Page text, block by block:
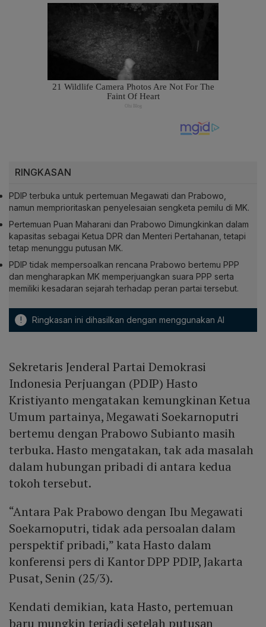
RINGKASAN
PDIP terbuka untuk pertemuan Megawati dan Prabowo,
namun memprioritaskan penyelesaian sengketa pemilu di MK.
Pertemuan Puan Maharani dan Prabowo Dimungkinkan dalam
kapasitas sebagai Ketua DPR dan Menteri Pertahanan, tetapi
tetap menunggu putusan MK.
PDIP tidak mempersoalkan rencana Prabowo bertemu PPP
dan mengharapkan MK memperjuangkan suara PPP serta
memiliki kesadaran sejarah terhadap peran partai tersebut.
! Ringkasan ini dihasilkan dengan menggunakan AI
Sekretaris Jenderal Partai Demokrasi
Indonesia Perjuangan (PDIP) Hasto
Kristiyanto mengatakan kemungkinan Ketua
Umum partainya, Megawati Soekarnoputri
bertemu dengan Prabowo Subianto masih
terbuka. Hasto mengatakan, tak ada masalah
dalam hubungan pribadi di antara kedua
tokoh tersebut.
“Antara Pak Prabowo dengan Ibu Megawati
Soekarnoputri, tidak ada persoalan dalam
perspektif pribadi,” kata Hasto dalam
konferensi pers di Kantor DPP PDIP, Jakarta
Pusat, Senin (25/3).
Kendati demikian, kata Hasto, pertemuan
baru mungkin terjadi setelah putusan